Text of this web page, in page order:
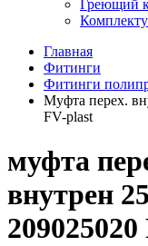
Греющий
Главная
Фитинги
Фитинги
Муфта перех.
FV-plast
муфта
внутрен